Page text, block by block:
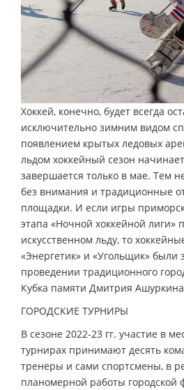
Хоккей, конечно, будет всегда
исключительно зимним видом
появлением крытых ледовых
льдом хоккейный сезон
завершается только в мае. Тем
без внимания и традиционные
площадки. И если игры
этапа «Ночной хоккейной лиги»
искусственном льду, то
«Энергетик» и «Угольщик» были
проведении традиционного
Кубка памяти Дмитрия
ГОРОДСКИЕ ТУРНИРЫ
В сезоне 2022-23 гг. участие в
турнирах принимают десять
тренеры и сами спортсмены, в
планомерной работы городской